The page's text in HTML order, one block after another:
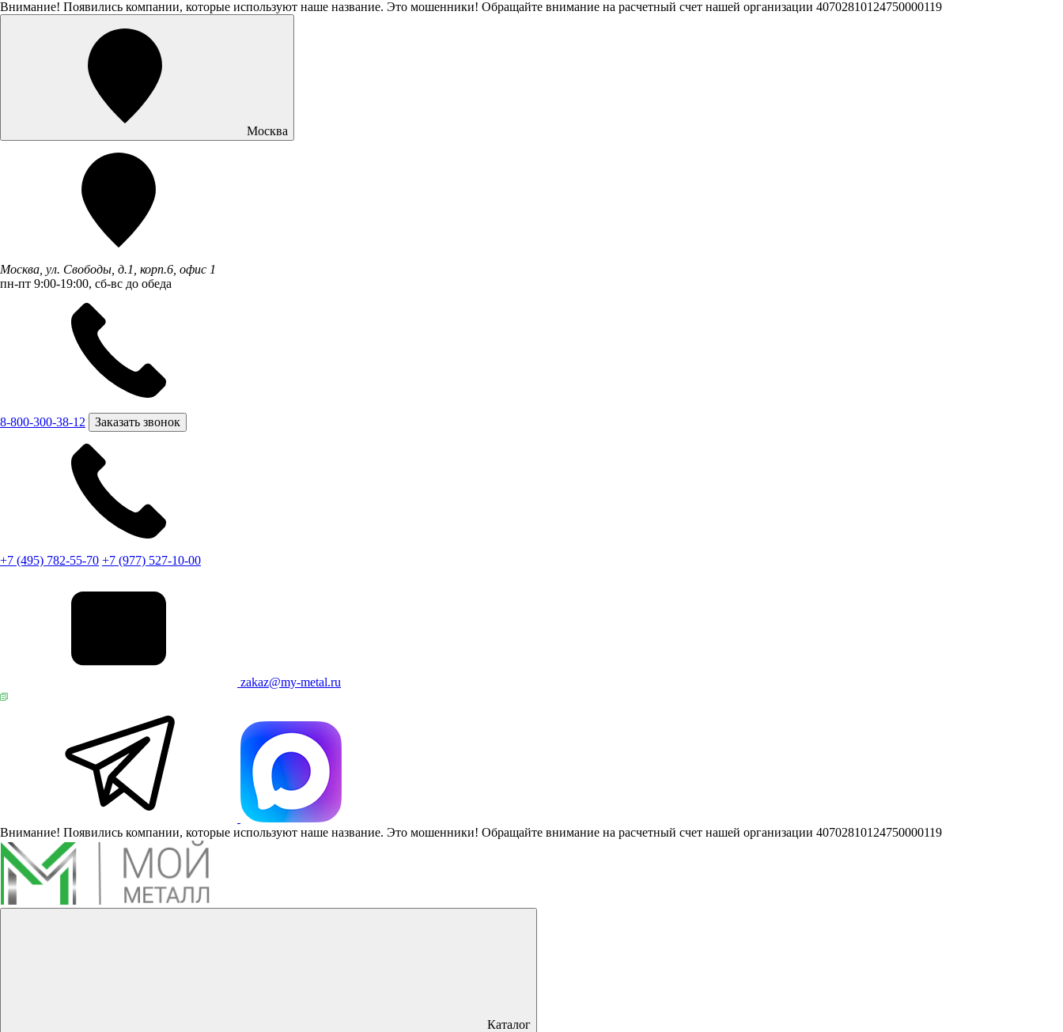
Внимание! Появились компании, которые используют наше название. Это мошенники! Обращайте внимание на расчетный счет нашей организации 40702810124750000119
Москва
Москва, ул. Свободы, д.1, корп.6, офис 1
пн-пт 9:00-19:00, сб-вс до обеда
8-800-300-38-12 Заказать звонок
+7 (495) 782-55-70 +7 (977) 527-10-00
zakaz@my-metal.ru
Внимание! Появились компании, которые используют наше название. Это мошенники! Обращайте внимание на расчетный счет нашей организации 40702810124750000119
Каталог